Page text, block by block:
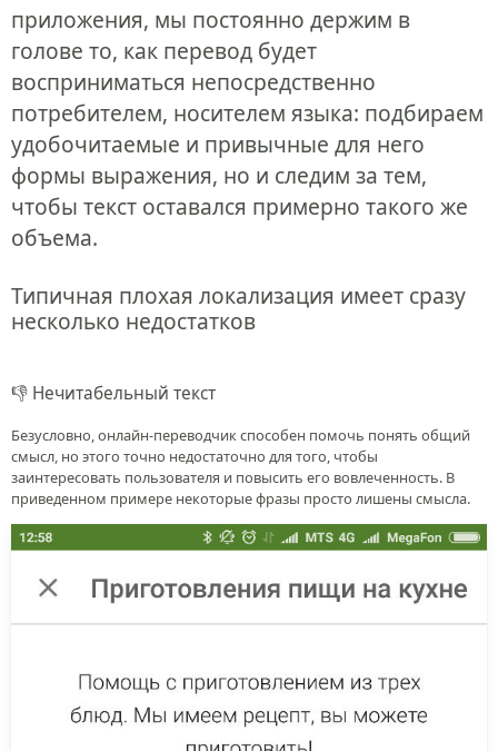
приложения, мы постоянно держим в
голове то, как перевод будет
восприниматься непосредственно
потребителем, носителем языка: подбираем
удобочитаемые и привычные для него
формы выражения, но и следим за тем,
чтобы текст оставался примерно такого же
объема.
Типичная плохая локализация имеет сразу
несколько недостатков
👎 Нечитабельный текст
Безусловно, онлайн-переводчик способен помочь понять общий
смысл, но этого точно недостаточно для того, чтобы
заинтересовать пользователя и повысить его вовлеченность. В
приведенном примере некоторые фразы просто лишены смысла.